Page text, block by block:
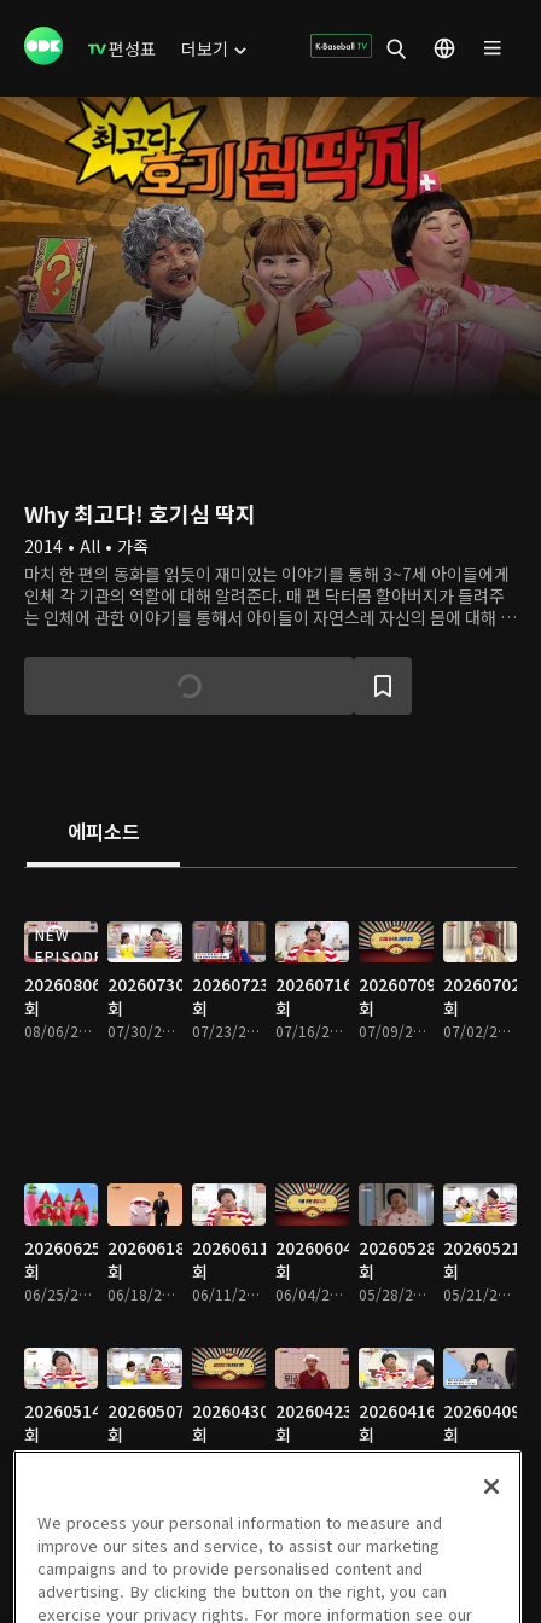
편성표 더보기
Why 최고다! 호기심 딱지
2014 • All • 가족
마치 한 편의 동화를 읽듯이 재미있는 이야기를 통해 3~7세 아이들에게
인체 각 기관의 역할에 대해 알려준다. 매 편 닥터몸 할아버지가 들려주
는 인체에 관한 이야기를 통해서 아이들이 자연스레 자신의 몸에 대해 관
에피소드
NEW
EPISODE
20260806
회
08/06/2026 • 15분
20260730
회
07/30/2026 • 14분
20260723
회
07/23/2026 • 14분
20260716
회
07/16/2026 • 14분
20260709
회
07/09/2026 • 14분
20260702
회
07/02/2026 • 14분
20260625
회
06/25/2026 • 14분
20260618
회
06/18/2026 • 14분
20260611
회
06/11/2026 • 14분
20260604
회
06/04/2026 • 15분
20260528
회
05/28/2026 • 15분
20260521
회
05/21/2026 • 15분
20260514
회
05/14/2026 • 14분
20260507
회
05/07/2026 • 15분
20260430
회
04/30/2026 • 14분
20260423
회
04/23/2026 • 14분
20260416
회
04/16/2026 • 14분
20260409
회
04/09/2026 • 14분
20260402
회
20260326
회
20260319
회
20260312
회
20260305
회
회
We process your personal information to measure and
improve our sites and service, to assist our marketing
campaigns and to provide personalised content and
advertising. By clicking the button on the right, you can
exercise your privacy rights. For more information see our